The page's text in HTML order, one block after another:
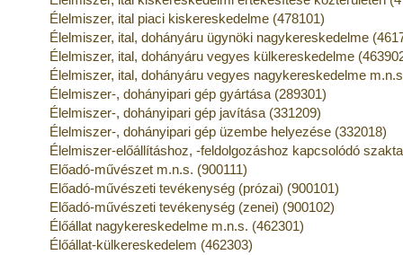
Élelmiszer, ital piaci kiskereskedelme (478101)
Élelmiszer, ital, dohányáru ügynöki nagykereskedelme
Élelmiszer, ital, dohányáru vegyes külkereskedelme
Élelmiszer, ital, dohányáru vegyes nagykereskedelme
Élelmiszer-, dohányipari gép gyártása (289301)
Élelmiszer-, dohányipari gép javítása (331209)
Élelmiszer-, dohányipari gép üzembe helyezése (332018)
Élelmiszer-előállításhoz, -feldolgozáshoz kapcsolódó
Előadó-művészet m.n.s. (900111)
Előadó-művészeti tevékenység (prózai) (900101)
Előadó-művészeti tevékenység (zenei) (900102)
Élőállat nagykereskedelme m.n.s. (462301)
Élőállat-külkereskedelem (462303)